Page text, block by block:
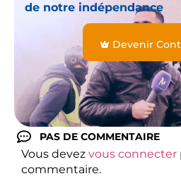
de notre indépendance
Devenir
PAS DE COMMENTAIRE
Vous devez vous connecter
commentaire.